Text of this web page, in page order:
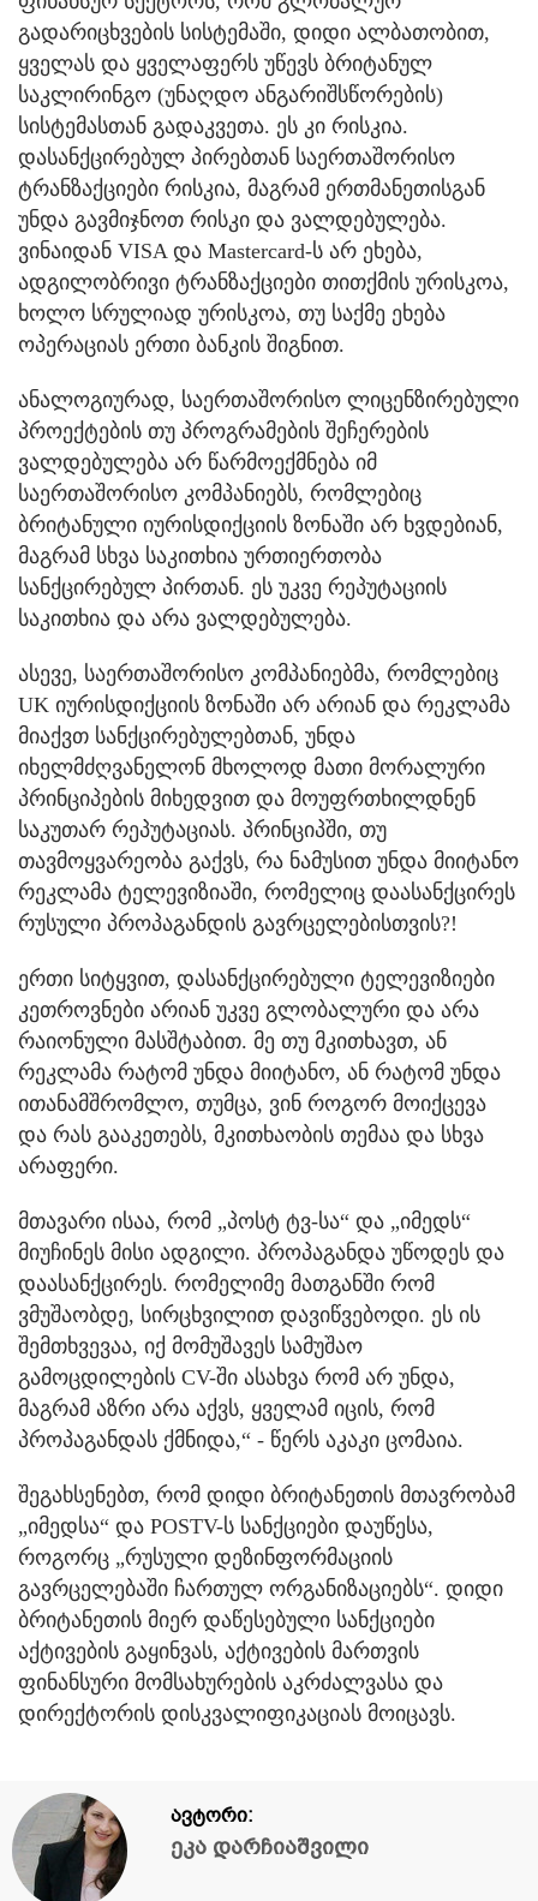
გადარიცხვების სისტემაში, დიდი ალბათობით,
ყველას და ყველაფერს უწევს ბრიტანულ
საკლირინგო (უნაღდო ანგარიშსწორების)
სისტემასთან გადაკვეთა. ეს კი რისკია.
დასანქცირებულ პირებთან საერთაშორისო
ტრანზაქციები რისკია, მაგრამ ერთმანეთისგან
უნდა გავმიჯნოთ რისკი და ვალდებულება.
ვინაიდან VISA და Mastercard-ს არ ეხება,
ადგილობრივი ტრანზაქციები თითქმის ურისკოა,
ხოლო სრულიად ურისკოა, თუ საქმე ეხება
ოპერაციას ერთი ბანკის შიგნით.
ანალოგიურად, საერთაშორისო ლიცენზირებული
პროექტების თუ პროგრამების შეჩერების
ვალდებულება არ წარმოექმნება იმ
საერთაშორისო კომპანიებს, რომლებიც
ბრიტანული იურისდიქციის ზონაში არ ხვდებიან,
მაგრამ სხვა საკითხია ურთიერთობა
სანქცირებულ პირთან. ეს უკვე რეპუტაციის
საკითხია და არა ვალდებულება.
ასევე, საერთაშორისო კომპანიებმა, რომლებიც
UK იურისდიქციის ზონაში არ არიან და რეკლამა
მიაქვთ სანქცირებულებთან, უნდა
იხელმძღვანელონ მხოლოდ მათი მორალური
პრინციპების მიხედვით და მოუფრთხილდნენ
საკუთარ რეპუტაციას. პრინციპში, თუ
თავმოყვარეობა გაქვს, რა ნამუსით უნდა მიიტანო
რეკლამა ტელევიზიაში, რომელიც დაასანქცირეს
რუსული პროპაგანდის გავრცელებისთვის?!
ერთი სიტყვით, დასანქცირებული ტელევიზიები
კეთროვნები არიან უკვე გლობალური და არა
რაიონული მასშტაბით. მე თუ მკითხავთ, ან
რეკლამა რატომ უნდა მიიტანო, ან რატომ უნდა
ითანამშრომლო, თუმცა, ვინ როგორ მოიქცევა
და რას გააკეთებს, მკითხაობის თემაა და სხვა
არაფერი.
მთავარი ისაა, რომ „პოსტ ტვ-სა“ და „იმედს“
მიუჩინეს მისი ადგილი. პროპაგანდა უწოდეს და
დაასანქცირეს. რომელიმე მათგანში რომ
ვმუშაობდე, სირცხვილით დავიწვებოდი. ეს ის
შემთხვევაა, იქ მომუშავეს სამუშაო
გამოცდილების CV-ში ასახვა რომ არ უნდა,
მაგრამ აზრი არა აქვს, ყველამ იცის, რომ
პროპაგანდას ქმნიდა,“ - წერს აკაკი ცომაია.
შეგახსენებთ, რომ დიდი ბრიტანეთის მთავრობამ
„იმედსა“ და POSTV-ს სანქციები დაუწესა,
როგორც „რუსული დეზინფორმაციის
გავრცელებაში ჩართულ ორგანიზაციებს“. დიდი
ბრიტანეთის მიერ დაწესებული სანქციები
აქტივების გაყინვას, აქტივების მართვის
ფინანსური მომსახურების აკრძალვასა და
დირექტორის დისკვალიფიკაციას მოიცავს.
ავტორი:
ეკა დარჩიაშვილი